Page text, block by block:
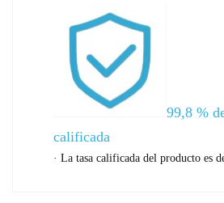
99,8 %
calificada
· La tasa calificada del producto es